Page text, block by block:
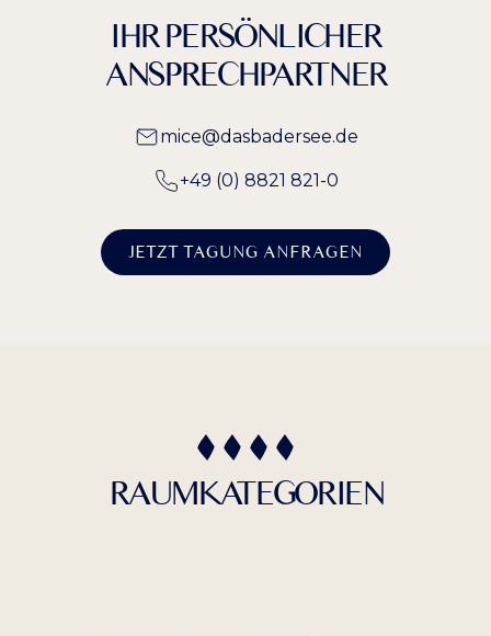
IHR PERSÖNLICHER
ANSPRECHPARTNER
mice@dasbadersee.de
+49 (0) 8821 821-0
JETZT TAGUNG ANFRAGEN
RAUMKATEGORIEN